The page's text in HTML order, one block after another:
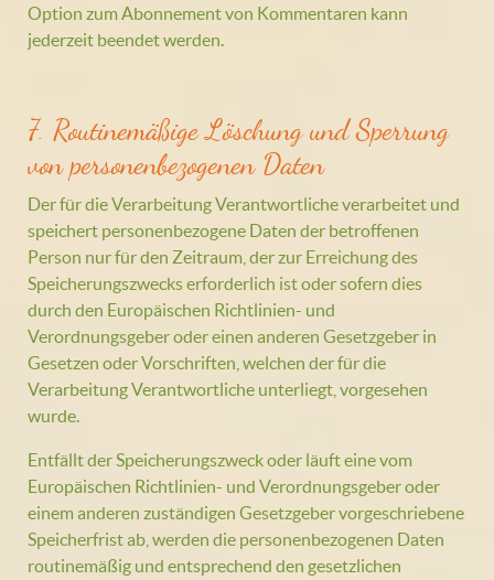
Option zum Abonnement von Kommentaren kann
jederzeit beendet werden.
7. Routinemäßige Löschung und Sperrung
von personenbezogenen Daten
Der für die Verarbeitung Verantwortliche verarbeitet und
speichert personenbezogene Daten der betroffenen
Person nur für den Zeitraum, der zur Erreichung des
Speicherungszwecks erforderlich ist oder sofern dies
durch den Europäischen Richtlinien- und
Verordnungsgeber oder einen anderen Gesetzgeber in
Gesetzen oder Vorschriften, welchen der für die
Verarbeitung Verantwortliche unterliegt, vorgesehen
wurde.
Entfällt der Speicherungszweck oder läuft eine vom
Europäischen Richtlinien- und Verordnungsgeber oder
einem anderen zuständigen Gesetzgeber vorgeschriebene
Speicherfrist ab, werden die personenbezogenen Daten
routinemäßig und entsprechend den gesetzlichen